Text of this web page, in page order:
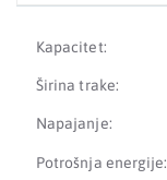
Kapacitet:
Širina trake:
Napajanje:
Potrošnja energije: